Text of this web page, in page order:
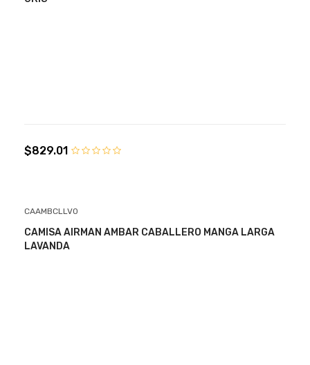
$829.01
CAAMBCLLV0
CAMISA AIRMAN AMBAR CABALLERO MANGA LARGA
LAVANDA